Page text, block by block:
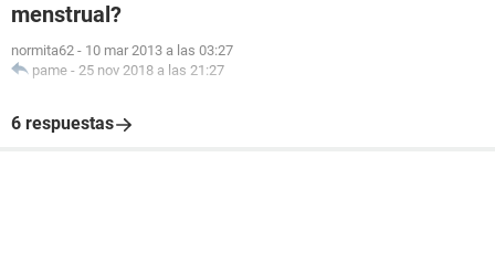
menstrual?
normita62 - 10 mar 2013 a las 03:27
pame - 25 nov 2018 a las 21:27
6 respuestas